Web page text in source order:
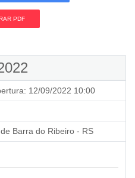
PDF
12/09/2022 10:00
Barra do Ribeiro - RS